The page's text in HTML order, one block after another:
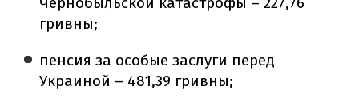
гривны;
пенсия за особые заслуги перед
Украиной – 481,39 гривны;